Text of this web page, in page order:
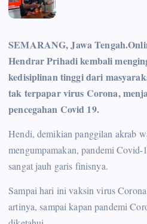
SEMARANG, Jawa
Hendrar Prihadi kembali
kedisiplinan tinggi dari
tak terpapar virus Corona,
pencegahan Covid 19.
Hendi, demikian panggilan akrab
mengumpamakan, pandemi
sangat jauh garis finisnya.
Sampai hari ini vaksin virus
artinya, sampai kapan pandemi